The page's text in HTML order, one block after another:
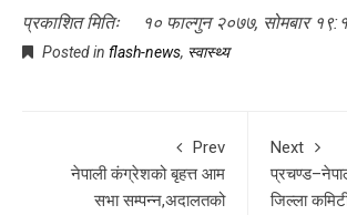
प्रकाशित मितिः १० फाल्गुन २०७७, सोमबार
Posted in flash-news, स्वास्थ्य
Prev
नेपाली कंग्रेशको बृहत्त आम
सभा सम्पन्न,अदालतको
Next
जिल्ला